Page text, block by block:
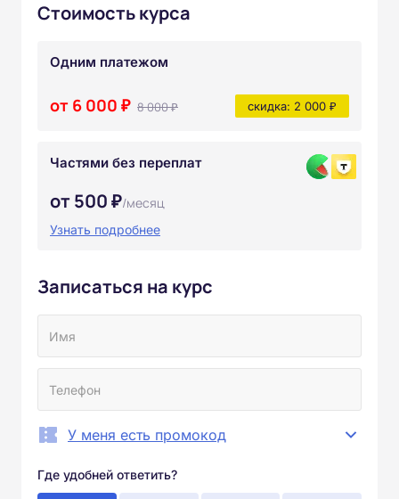
Стоимость курса
Одним платежом
от 6 000 ₽ 8 000 ₽ скидка: 2 000 ₽
Частями без переплат
от 500 ₽/месяц
Узнать подробнее
Записаться на курс
У меня есть промокод
Где удобней ответить?